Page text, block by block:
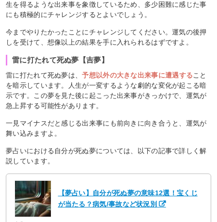
生を得るような出来事を象徴しているため、多少困難に感じた事
にも積極的にチャレンジするとよいでしょう。
今までやりたかったことにチャレンジしてください。運気の後押
しを受けて、想像以上の結果を手に入れられるはずですよ。
雷に打たれて死ぬ夢【吉夢】
雷に打たれて死ぬ夢は、予想以外の大きな出来事に遭遇すること
を暗示しています。人生が一変するような劇的な変化が起こる暗
示です。この夢を見た後に起こった出来事がきっかけで、運気が
急上昇する可能性があります。
一見マイナスだと感じる出来事にも前向きに向き合うと、運気が
舞い込みますよ。
夢占いにおける自分が死ぬ夢については、以下の記事で詳しく解
説しています。
【夢占い】自分が死ぬ夢の意味12選！宝くじ
が当たる？病気/事故など状況別